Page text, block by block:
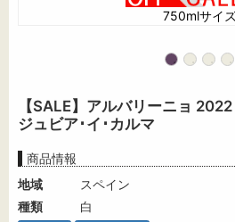
750mlサイ
【SALE】アルバリーニョ
ジュビア･イ･カルマ
商品情報
地域
スペイン
種類
白